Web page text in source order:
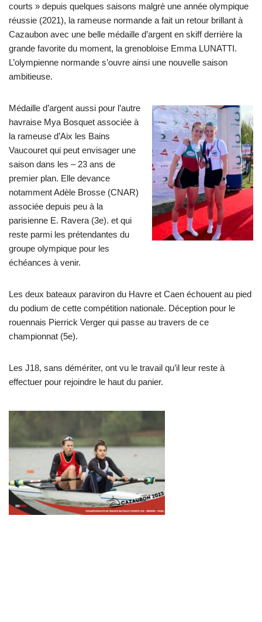
courts » depuis quelques saisons malgrè une année olympique
réussie (2021), la rameuse normande a fait un retour brillant à
Cazaubon avec une belle médaille d’argent en skiff derrière la
grande favorite du moment, la grenobloise Emma LUNATTI.
L’olympienne normande s’ouvre ainsi une nouvelle saison
ambitieuse.
Médaille d’argent aussi pour l’autre
havraise Mya Bosquet associée à
la rameuse d’Aix les Bains
Vaucouret qui peut envisager une
saison dans les – 23 ans de
premier plan. Elle devance
notamment Adèle Brosse (CNAR)
associée depuis peu à la
parisienne E. Ravera (3e). et qui
reste parmi les prétendantes du
groupe olympique pour les
échéances à venir.
Les deux bateaux paraviron du Havre et Caen échouent au pied
du podium de cette compétition nationale. Déception pour le
rouennais Pierrick Verger qui passe au travers de ce
championnat (5e).
Les J18, sans démériter, ont vu le travail qu’il leur reste à
effectuer pour rejoindre le haut du panier.